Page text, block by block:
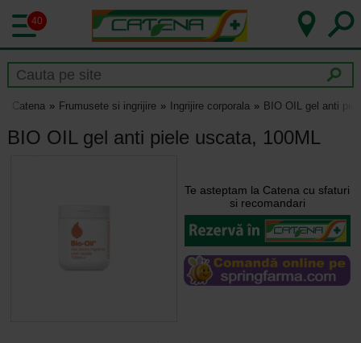
40
Catena Frumusete si ingrijire Ingrijire corporala BIO OIL gel anti
BIO OIL gel anti piele uscata, 100ML
Te asteptam la Catena cu sfaturi
si recomandari